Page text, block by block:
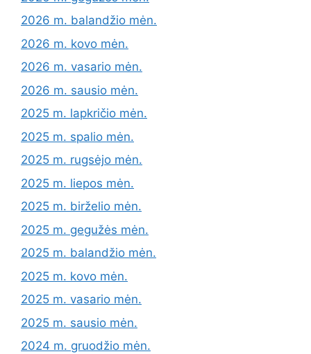
2026 m. balandžio mėn.
2026 m. kovo mėn.
2026 m. vasario mėn.
2026 m. sausio mėn.
2025 m. lapkričio mėn.
2025 m. spalio mėn.
2025 m. rugsėjo mėn.
2025 m. liepos mėn.
2025 m. birželio mėn.
2025 m. gegužės mėn.
2025 m. balandžio mėn.
2025 m. kovo mėn.
2025 m. vasario mėn.
2025 m. sausio mėn.
2024 m. gruodžio mėn.